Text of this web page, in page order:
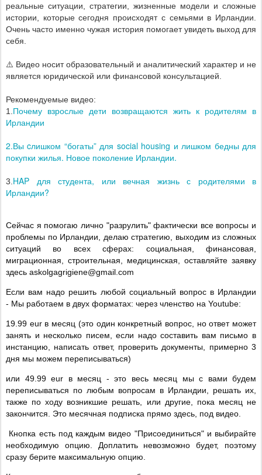
реальные ситуации, стратегии, жизненные модели и сложные
истории, которые сегодня происходят с семьями в Ирландии.
Очень часто именно чужая история помогает увидеть выход для
себя.
⚠️ Видео носит образовательный и аналитический характер и не
является юридической или финансовой консультацией.
Рекомендуемые видео:
1. Почему взрослые дети возвращаются жить к родителям в
Ирландии
2.Вы cлишком “богаты” для social housing и лишком бедны для
покупки жилья. Новое поколение Ирландии.
3. HAP для студента, или вечная жизнь с родителями в
Ирландии?
Сейчас я помогаю лично "разрулить" фактически все вопросы и
проблемы по Ирландии, делаю стратегию, выходим из сложных
ситуаций во всех сферах: социальная, финансовая,
миграционная, строительная, медицинская, оставляйте заявку
здесь askolgagrigiene@gmail com
Если вам надо решить любой социальный вопрос в Ирландии
- Мы работаем в двух форматах: через членство на Youtube:
19.99 eurв месяц (это один конкретный вопрос, но ответ может
занять и несколько писем, если надо составить вам письмо в
инстанцию, написать ответ, проверить документы, примерно 3
дня мы можем переписываться)
или 49.99 eur в месяц - это весь месяц мы с вами будем
переписываться по любым вопросам в Ирландии, решать их,
также по ходу возникшие решать, или другие, пока месяц не
закончится. Это месячная подписка прямо здесь, под видео.
Кнопка есть под каждым видео "Присоединиться" и выбирайте
необходимую опцию. Доплатить невозможно будет, поэтому
сразу берите максимальную опцию.